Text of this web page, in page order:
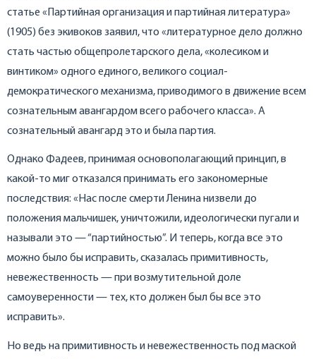
статье «Партийная организация и партийная литература»
(1905) без экивоков заявил, что «литературное дело должно
стать частью общепролетарского дела, «колесиком и
винтиком» одного единого, великого социал-
демократического механизма, приводимого в движение всем
сознательным авангардом всего рабочего класса». А
сознательный авангард это и была партия.
Однако Фадеев, принимая основополагающий принцип, в
какой-то миг отказался принимать его закономерные
последствия: «Нас после смерти Ленина низвели до
положения мальчишек, уничтожили, идеологически пугали и
называли это — “партийностью”. И теперь, когда все это
можно было бы исправить, сказалась примитивность,
невежественность — при возмутительной доле
самоуверенности — тех, кто должен был бы все это
исправить».
Но ведь на примитивность и невежественность под маской